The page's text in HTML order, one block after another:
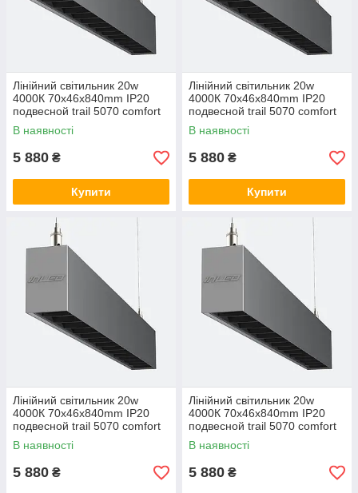
Лінійний світильник 20w
4000К 70х46х840mm IP20
подвесной trail 5070 comfort
LC-LED-D20-840 3000, 20,
Теплий білий
В наявності
5 880 ₴
Купити
Лінійний світильник 20w
4000К 70х46х840mm IP20
подвесной trail 5070 comfort
LC-LED-D20-840 5000, 20,
Холодний білий
В наявності
5 880 ₴
Купити
Лінійний світильник 20w
4000К 70х46х840mm IP20
подвесной trail 5070 comfort
LC-LED-D20-840 4000, 30,
Нейтральний
В наявності
5 880 ₴
Лінійний світильник 20w
4000К 70х46х840mm IP20
подвесной trail 5070 comfort
LC-LED-D20-840 3000, 30,
Теплий білий
В наявності
5 880 ₴